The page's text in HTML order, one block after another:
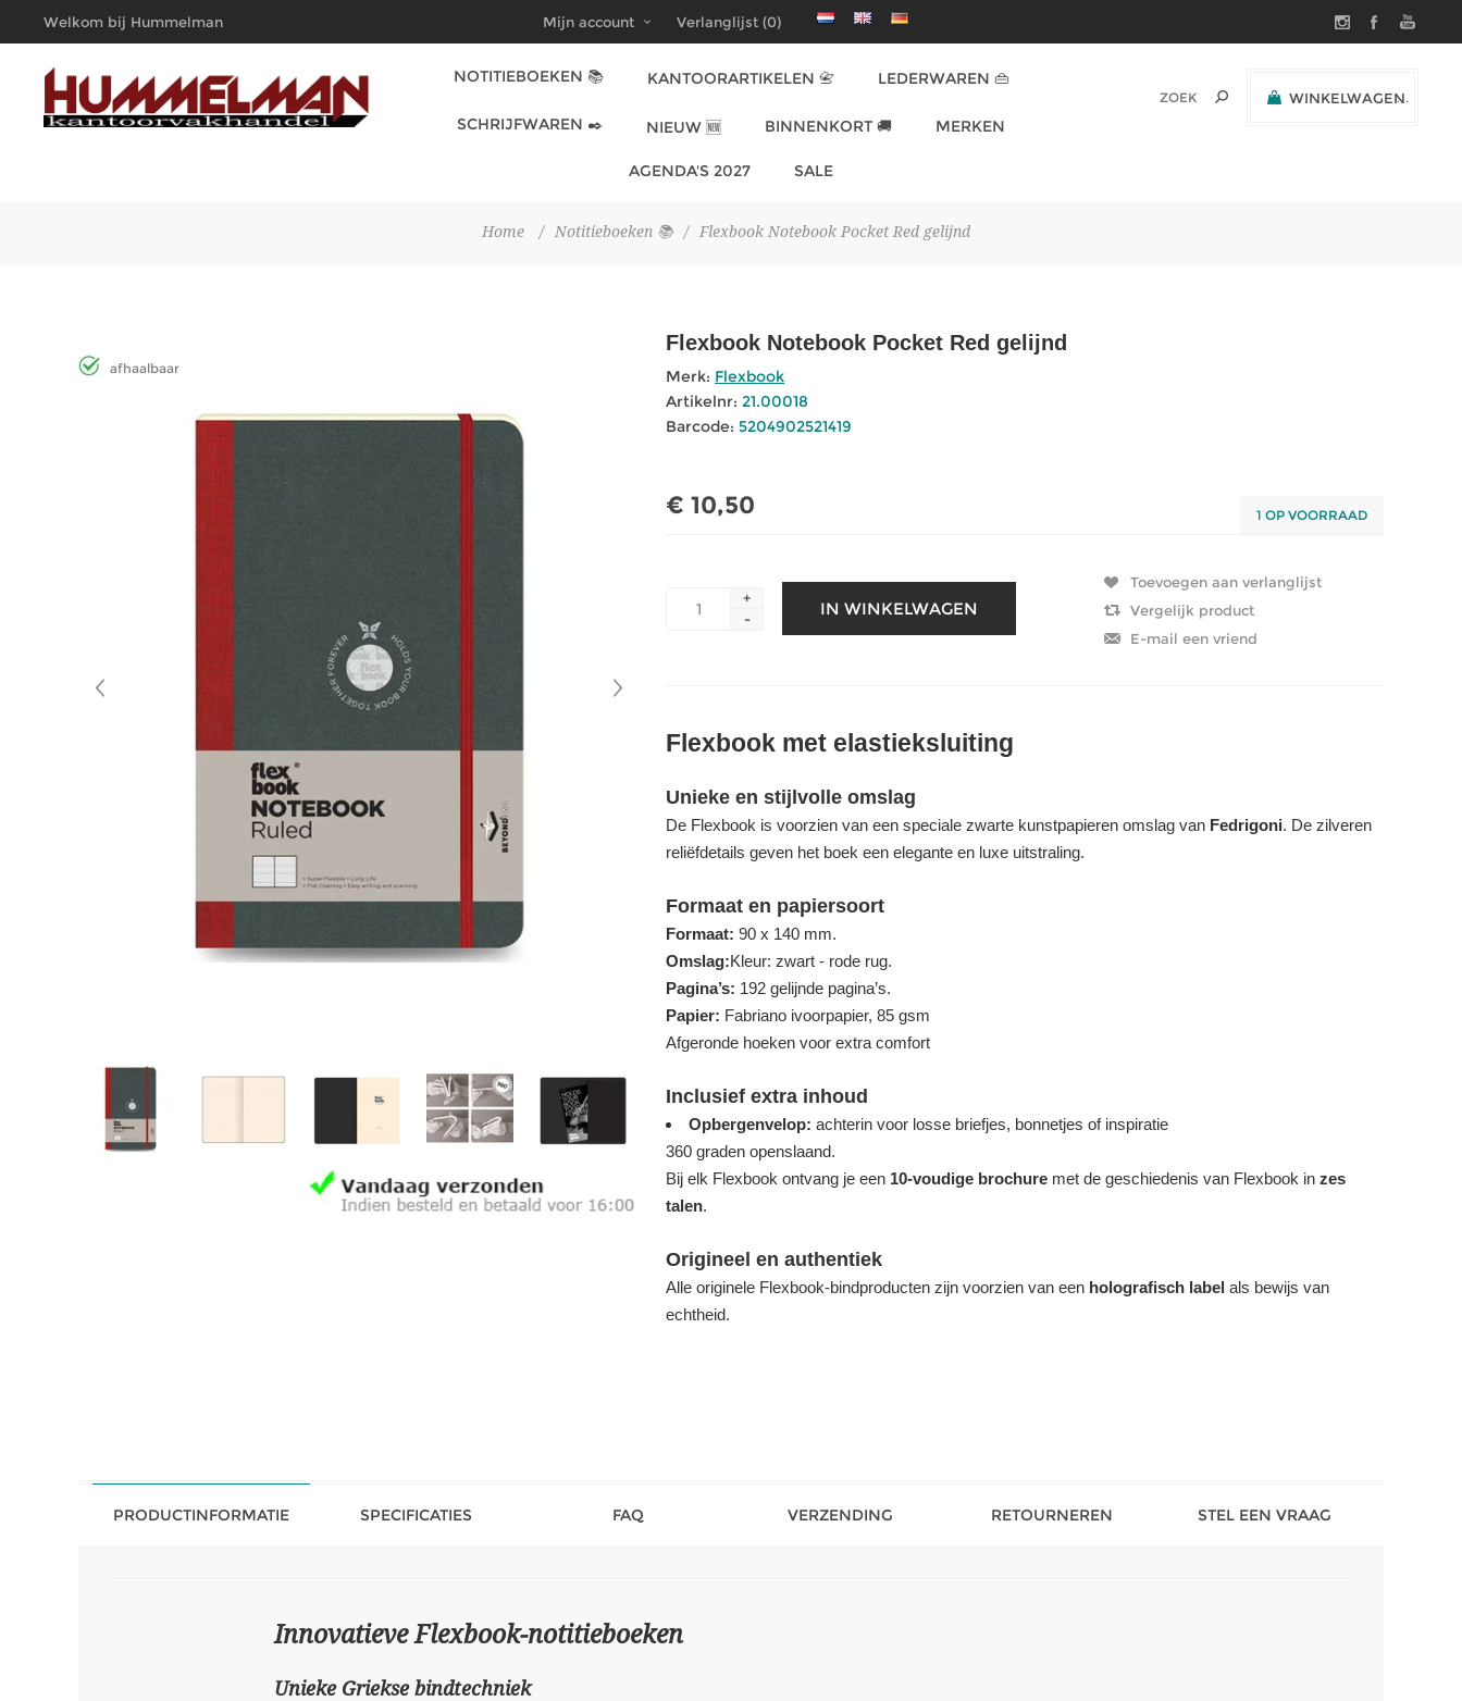
Welkom bij Hummelman
Kantoorvakhandel
Mijn account Verlanglijst (0)
WINKELWAGEN
NOTITIEBOEKEN 📚 KANTOORARTIKELEN 📇 LEDERWAREN 👜
SCHRIJFWAREN ✒️ NIEUW 🆕 BINNENKORT 🚚 MERKEN
AGENDA'S 2027 SALE
Home / Notitieboeken 📚 / Flexbook Notebook Pocket Red gelijnd
afhaalbaar
Flexbook Notebook Pocket Red gelijnd
Merk: Flexbook
Artikelnr: 21.00018
Barcode: 5204902521419
€ 10,50 1 OP VOORRAAD
+
-
Flexbook met elastieksluiting
Unieke en stijlvolle omslag
De Flexbook is voorzien van een speciale zwarte kunstpapieren omslag van Fedrigoni. De zilveren
reliëfdetails geven het boek een elegante en luxe uitstraling.
Formaat en papiersoort
Formaat: 90 x 140 mm.
Omslag:Kleur: zwart - rode rug.
Pagina’s: 192 gelijnde pagina’s.
Papier: Fabriano ivoorpapier, 85 gsm
Afgeronde hoeken voor extra comfort
Inclusief extra inhoud
Opbergenvelop: achterin voor losse briefjes, bonnetjes of inspiratie
360 graden openslaand.
Bij elk Flexbook ontvang je een 10-voudige brochure met de geschiedenis van Flexbook in zes
talen.
Origineel en authentiek
Alle originele Flexbook-bindproducten zijn voorzien van een holografisch label als bewijs van
echtheid.
PRODUCTINFORMATIE SPECIFICATIES FAQ VERZENDING RETOURNEREN STEL EEN VRAAG
Innovatieve Flexbook-notitieboeken
Unieke Griekse bindtechniek